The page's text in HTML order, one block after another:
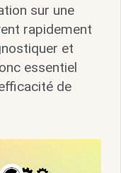
sur une
rapidement
et
essentiel
de